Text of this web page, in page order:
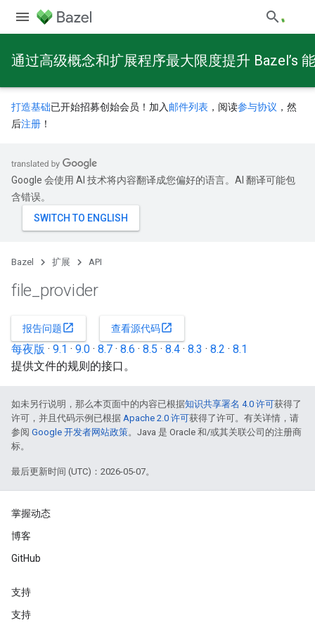
通过高级概念和扩展程序最大限度提升 Bazel’s
打造基础已开始招募创始会员！加入 邮件列表 ，阅读参与协议 ，然
后注册 ！
Google 会使用 AI 技术将内容翻译成您偏好的语言。AI 翻译可能包
含错误。
Bazel 扩展 API
file provider
报告问题open_in_new 查看源代码open_in_new
每夜版 · 9.1 · 9.0 · 8.7 · 8.6 · 8.5 · 8.4 · 8.3 · 8.2 · 8.1
提供文件的规则的接口。
如未另行说明，那么本页面中的内容已根据知识共享署名 4.0 许可获得了
许可，并且代码示例已根据 Apache 2.0 许可获得了许可。有关详情，请
参阅 Google 开发者网站政策。Java 是 Oracle 和/或其关联公司的注册商
标。
最后更新时间 (UTC)：2026-05-07。
掌握动态
博客
GitHub
支持
支持